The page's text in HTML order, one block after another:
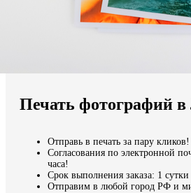
Мы доставляем по всему миру
Продолжить без города
Печать фотографий
Отправь в печать за пару кликов!
Согласования по электронной
часа!
Срок выполнения заказа: 1 сутки
Отправим в любой город РФ и